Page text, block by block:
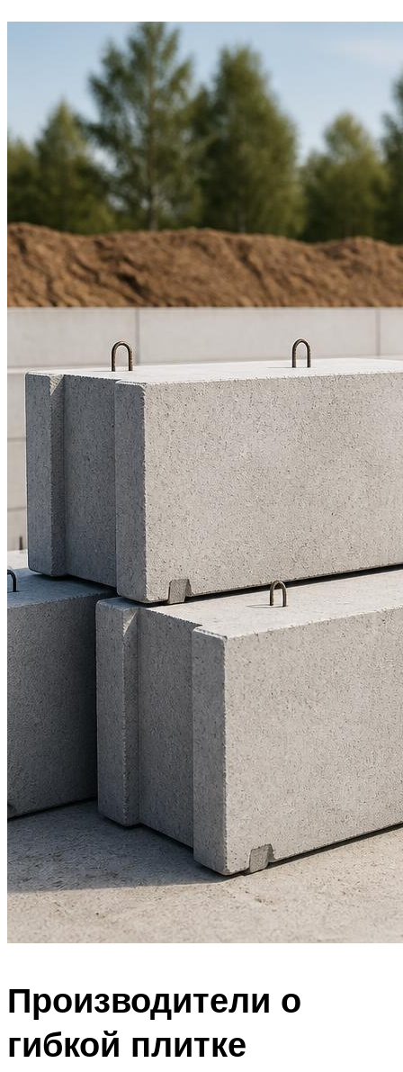
Производители о
гибкой плитке